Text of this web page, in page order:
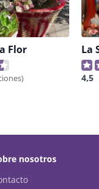
Flor
4,5
nosotros